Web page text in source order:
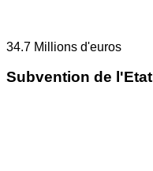
34.7 Millions d'euros
Subvention de l'Etat